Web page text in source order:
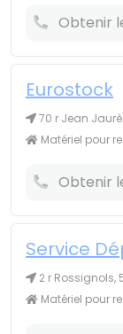
Obtenir
Eurostock
70 r Jean
Matériel pour
Obtenir
Service
2 r Rossignols,
Matériel pour